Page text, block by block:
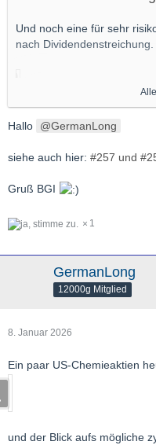
Und noch eine für sehr
nach Dividendenstreichung.
Gruß,
Hallo GermanLong
siehe auch hier: #257 und
Gruß BGI
1
GermanLong
12000g Mitglied
8. Januar 2026
Ein paar US-Chemieaktien
und der Blick aufs mögliche